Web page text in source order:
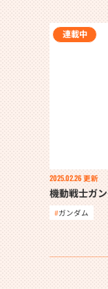
連載中
2025.02.26更新
機動戦士ガ
ガンダム